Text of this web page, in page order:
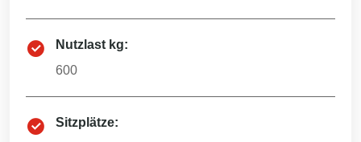
Nutzlast kg:
600
Sitzplätze: